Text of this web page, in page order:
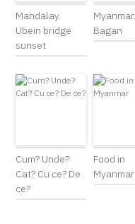
Mandalay.
Ubein bridge
sunset
Myanmar.
Bagan
Cum? Unde?
Cat? Cu ce? De
ce?
Food in
Myanmar